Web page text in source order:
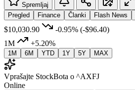
Spremljaj
Pregled
Finance Članki Flash News
$10,030.90 -0.95% (-$96.40)
1M
+5.20%
1M 6M YTD 1Y 5Y MAX
Vprašajte StockBota o ^AXFJ
Online